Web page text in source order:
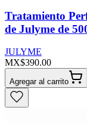
Tratamiento
de Julyme de
JULYME
MX$390.00
Agregar al carrito